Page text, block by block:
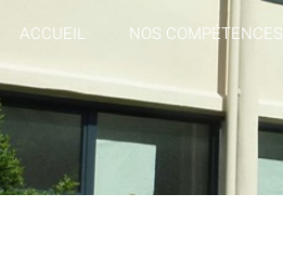
ACCUEIL NOS COMPÉTENCES